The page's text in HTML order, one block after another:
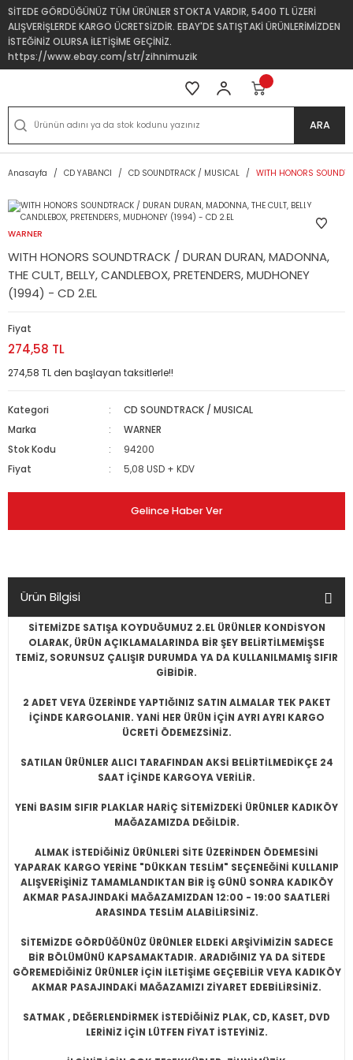
SİTEDE GÖRDÜĞÜNÜZ TÜM ÜRÜNLER STOKTA VARDIR, 5400 TL ÜZERİ
ALIŞVERİŞLERDE KARGO ÜCRETSİZDİR. EBAY'DE SATIŞTAKİ ÜRÜNLERİMİZDEN
İSTEĞİNİZ OLURSA İLETİŞİME GEÇİNİZ.
https://www.ebay.com/str/zihnimuzik
ARA
Anasayfa CD YABANCI CD SOUNDTRACK / MUSICAL WITH HONORS
WARNER
WITH HONORS SOUNDTRACK / DURAN DURAN, MADONNA,
THE CULT, BELLY, CANDLEBOX, PRETENDERS, MUDHONEY
(1994) - CD 2.EL
Fiyat
274,58 TL
274,58 TL den başlayan taksitlerle!!
Kategori
CD SOUNDTRACK / MUSICAL
Marka
WARNER
Stok Kodu
94200
Fiyat
5,08 USD + KDV
Gelince Haber Ver
Ürün Bilgisi
SİTEMİZDE SATIŞA KOYDUĞUMUZ 2.EL ÜRÜNLER KONDİSYON
OLARAK, ÜRÜN AÇIKLAMALARINDA BİR ŞEY BELİRTİLMEMİŞSE
TEMİZ, SORUNSUZ ÇALIŞIR DURUMDA YA DA KULLANILMAMIŞ SIFIR
GİBİDİR.
2 ADET VEYA ÜZERİNDE YAPTIĞINIZ SATIN ALMALAR TEK PAKET
İÇİNDE KARGOLANIR. YANİ HER ÜRÜN İÇİN AYRI AYRI KARGO
ÜCRETİ ÖDEMEZSİNİZ.
SATILAN ÜRÜNLER ALICI TARAFINDAN AKSİ BELİRTİLMEDİKÇE 24
SAAT İÇİNDE KARGOYA VERİLİR.
YENİ BASIM SIFIR PLAKLAR HARİÇ SİTEMİZDEKİ ÜRÜNLER KADIKÖY
MAĞAZAMIZDA DEĞİLDİR.
ALMAK İSTEDİĞİNİZ ÜRÜNLERİ SİTE ÜZERİNDEN ÖDEMESİNİ
YAPARAK KARGO YERİNE "DÜKKAN TESLİM" SEÇENEĞİNİ KULLANIP
ALIŞVERİŞİNİZ TAMAMLANDIKTAN BİR İŞ GÜNÜ SONRA KADIKÖY
AKMAR PASAJINDAKİ MAĞAZAMIZDAN 12:00 - 19:00 SAATLERİ
ARASINDA TESLİM ALABİLİRSİNİZ.
SİTEMİZDE GÖRDÜĞÜNÜZ ÜRÜNLER ELDEKİ ARŞİVİMİZİN SADECE
BİR BÖLÜMÜNÜ KAPSAMAKTADIR. ARADIĞINIZ YA DA SİTEDE
GÖREMEDİĞİNİZ ÜRÜNLER İÇİN İLETİŞİME GEÇEBİLİR VEYA KADIKÖY
AKMAR PASAJINDAKİ MAĞAZAMIZI ZİYARET EDEBİLİRSİNİZ.
SATMAK , DEĞERLENDİRMEK İSTEDİĞİNİZ PLAK, CD, KASET, DVD
LERİNİZ İÇİN LÜTFEN FİYAT İSTEYİNİZ.